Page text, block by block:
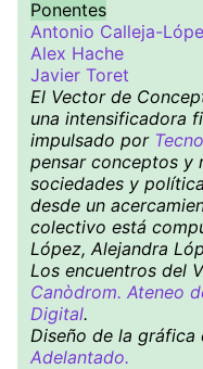
Ponentes
Antonio Calleja-
Alex Hache
Javier Toret
El Vector de
una intensificadora
impulsado por
pensar conceptos y
sociedades y
desde un
colectivo está
López, Alejandra
Los encuentros del
Canòdrom. Ateneo
Digital.
Diseño de la
Adelantado.